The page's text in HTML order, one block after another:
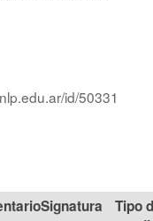
id/50331
Signatura
Tipo